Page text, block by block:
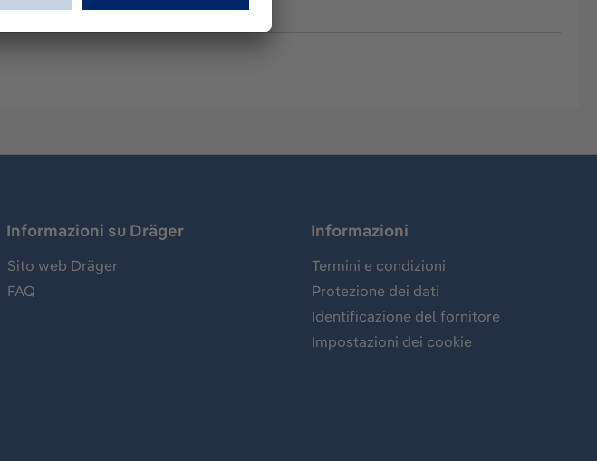
Informazioni su Dräger
Sito web Dräger
FAQ
Informazioni
Termini e condizioni
Protezione dei dati
Identificazione del fornitore
Impostazioni dei cookie